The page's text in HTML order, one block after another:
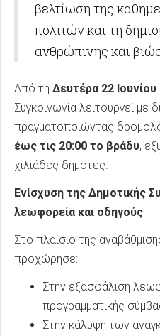
βελτίωση της
πολιτών και τη
ανθρώπινης και
Από τη Δευτέρα 22 Ιουνίου
Συγκοινωνία λειτουργεί με
πραγματοποιώντας
έως τις 20:00 το βράδυ,
χιλιάδες δημότες.
Ενίσχυση της Δημοτικής
λεωφορεία και οδηγούς
Στο πλαίσιο της
προχώρησε:
Στην εξασφάλιση
προγραμματικής
Στην κάλυψη των